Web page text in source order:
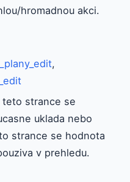
hromadnou akci.
,
teto strance se
uklada nebo
strance se hodnota
v prehledu.